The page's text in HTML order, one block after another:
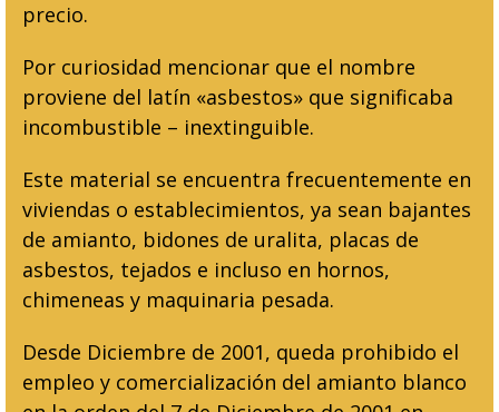
precio.
Por curiosidad mencionar que el nombre
proviene del latín «asbestos» que significaba
incombustible – inextinguible.
Este material se encuentra frecuentemente en
viviendas o establecimientos, ya sean bajantes
de amianto, bidones de uralita, placas de
asbestos, tejados e incluso en hornos,
chimeneas y maquinaria pesada.
Desde Diciembre de 2001, queda prohibido el
empleo y comercialización del amianto blanco